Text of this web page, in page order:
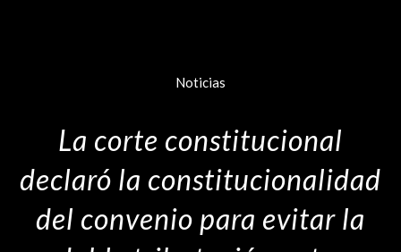
Noticias
La corte constitucional
declaró la constitucionalidad
del convenio para evitar la